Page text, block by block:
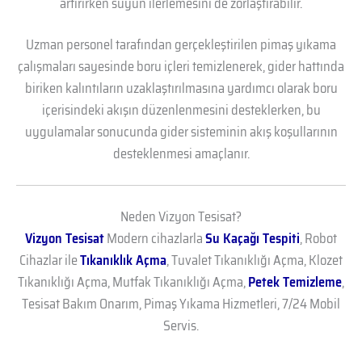
Uzman personel tarafından gerçekleştirilen pimaş yıkama
çalışmaları sayesinde boru içleri temizlenerek, gider hattında
biriken kalıntıların uzaklaştırılmasına yardımcı olarak boru
içerisindeki akışın düzenlenmesini desteklerken, bu
uygulamalar sonucunda gider sisteminin akış koşullarının
desteklenmesi amaçlanır.
Neden Vizyon Tesisat?
Vizyon TesisatModern cihazlarlaSu Kaçağı Tespiti, Robot
Cihazlar ileTıkanıklık Açma, Tuvalet Tıkanıklığı Açma, Klozet
Tıkanıklığı Açma, Mutfak Tıkanıklığı Açma,Petek Temizleme,
Tesisat Bakım Onarım, Pimaş Yıkama Hizmetleri, 7/24 Mobil
Servis.